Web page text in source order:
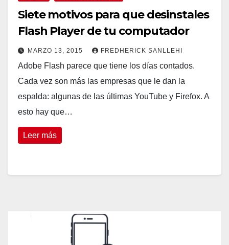
Siete motivos para que desinstales
Flash Player de tu computador
MARZO 13, 2015 FREDHERICK SANLLEHI
Adobe Flash parece que tiene los días contados.
Cada vez son más las empresas que le dan la
espalda: algunas de las últimas YouTube y Firefox. A
esto hay que…
Leer más